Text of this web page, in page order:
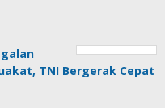
TNI Bergerak Cepat